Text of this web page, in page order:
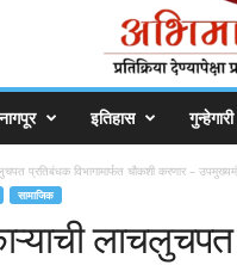
इतिहास गुन्हेगारी
प्रतिबंधक विभागामार्फत चौकशी करणार –
सामाजिक